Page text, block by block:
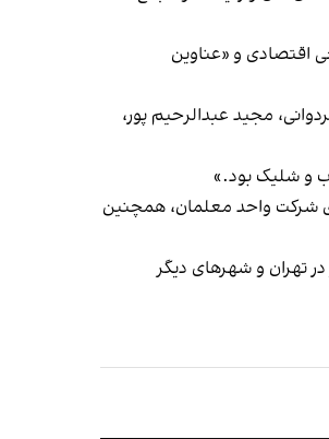
اقتصادی و «عناوین
مجيد عبدالرحيم پور،
و شلیک بود.»
شرکت واحد معلمان، همچنین
تهران و شهرهای دیگر